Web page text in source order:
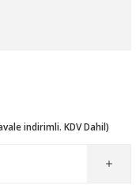
indirimli. KDV Dahil)